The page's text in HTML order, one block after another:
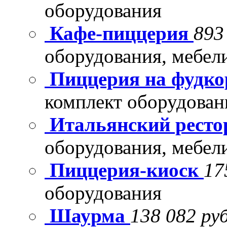
оборудования
Кафе-пиццерия
оборудования,
Пиццерия на
комплект
Итальянский
оборудования,
Пиццерия-киоск
оборудования
Шаурма 138 082